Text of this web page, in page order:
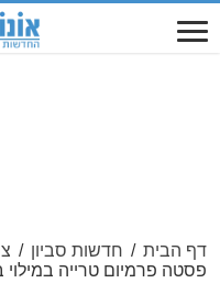
דף הבית / חדשות סביון /
פסטה פרמיום טרייה